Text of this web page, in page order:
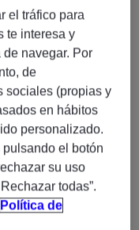
de
Playbooks en
y
unitarias.
documentación
el tráfico para
te interesa y
navegar. Por
de
sociales (propias y
en hábitos
personalizado.
el botón
su uso
todas”.
Política de